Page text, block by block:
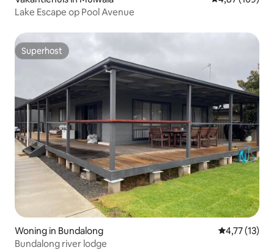
Lake Escape op Pool Avenue
Superhost
Superhost
Woning in Bundalong Gemiddelde
4,77 (13)
Bundalong river lodge